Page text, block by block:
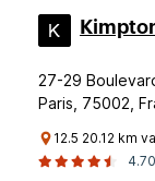
27-29
Paris, 75002,
12.5 20.12 km
4.70